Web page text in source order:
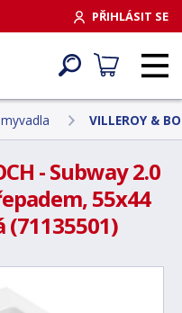
PŘIHLÁSIT SE
VILLEROY &
- Subway 2.0
55x44
(71135501)